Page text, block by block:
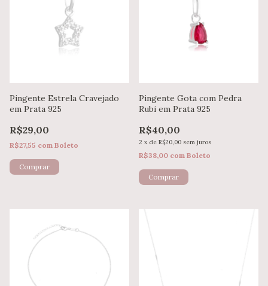
Pingente Estrela Cravejado
em Prata 925
R$29,00
R$27,55 com Boleto
Pingente Gota com Pedra
Rubi em Prata 925
R$40,00
2 x de R$20,00 sem juros
R$38,00 com Boleto